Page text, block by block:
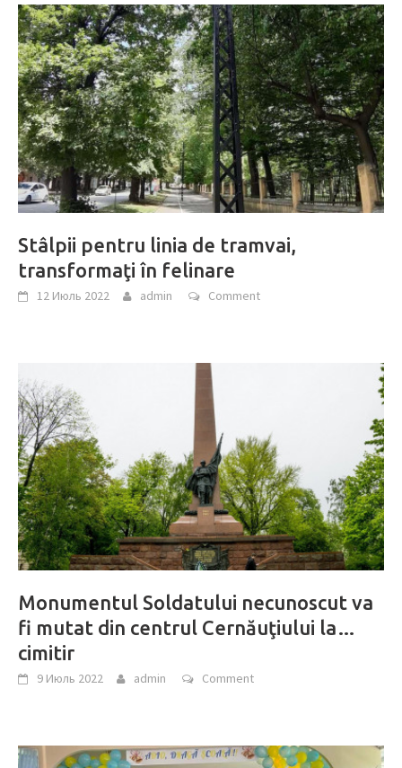
Stâlpii pentru linia de tramvai,
transformaţi în felinare
12 Июль 2022 admin Comment
Monumentul Soldatului necunoscut va
fi mutat din centrul Cernăuţiului la…
cimitir
9 Июль 2022 admin Comment